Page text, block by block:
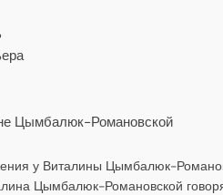
Цымбалюк-Романовской
у Виталины Цымбалюк-
Цымбалюк-Романовской